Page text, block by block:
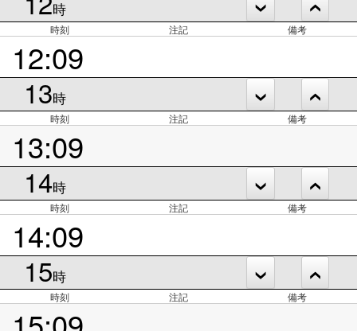
時
時刻 注記 備考
12:09
13時
時刻 注記 備考
13:09
14時
時刻 注記 備考
14:09
15時
時刻 注記 備考